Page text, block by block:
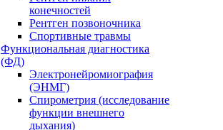
конечностей
Рентген позвоночника
Спортивные травмы
Функциональная диагностика
(ФД)
Электронейромиография
(ЭНМГ)
Спирометрия (исследование
функции внешнего
дыхания)